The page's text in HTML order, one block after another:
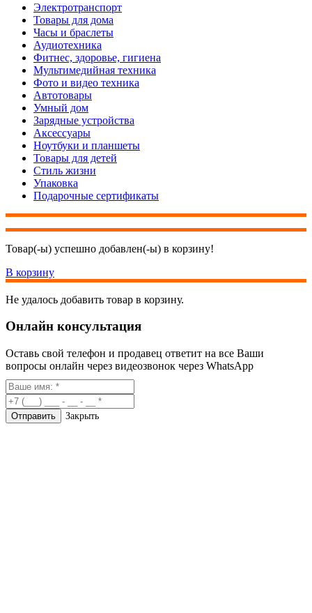
Электротранспорт
Товары для дома
Часы и браслеты
Аудиотехника
Фитнес, здоровье, гигиена
Мультимедийная техника
Фото и видео техника
Автотовары
Умный дом
Зарядные устройства
Аксессуары
Ноутбуки и планшеты
Товары для детей
Стиль жизни
Упаковка
Подарочные сертификаты
Товар(-ы) успешно добавлен(-ы) в корзину!
В корзину
Не удалось добавить товар в корзину.
Онлайн консультация
Оставь свой телефон и продавец ответит на все Ваши
вопросы онлайн через видеозвонок через WhatsApp
Закрыть